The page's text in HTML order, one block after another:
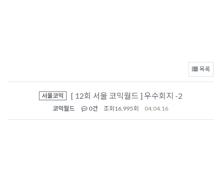
목록
서울코믹 [ 12회 서울 코믹월드 ] 우수회지 -2
코믹월드 0건 조회 16,995회 04.04.16